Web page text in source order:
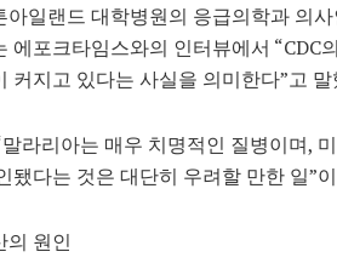
아일랜드 대학병원의 응급의학과 의
에포크타임스와의 인터뷰에서 “CDC
커지고 있다는 사실을 의미한다”고 말
말라리아는 매우 치명적인 질병이며,
됐다는 것은 대단히 우려할 만한 일”
의 원인